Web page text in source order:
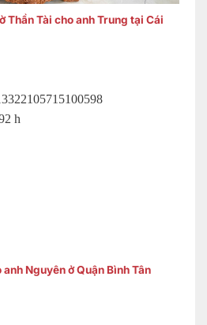
Thần Tài cho anh Trung tại Cái
Nguyên ở Quận Bình Tân